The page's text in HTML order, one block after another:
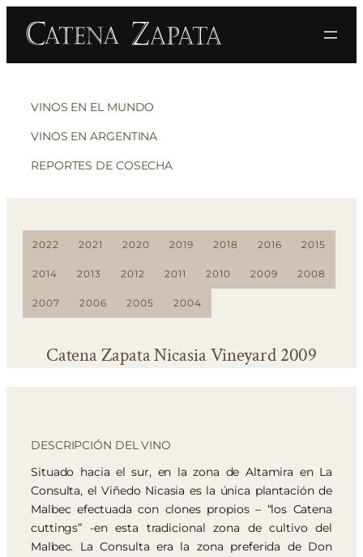
VINOS EN EL MUNDO
VINOS EN ARGENTINA
REPORTES DE COSECHA
2022 2021 2020 2019 2018 2016 2015
2014 2013 2012 2011 2010 2009 2008
2007 2006 2005 2004
Catena Zapata Nicasia Vineyard 2009
DESCRIPCIÓN DEL VINO
Situado hacia el sur, en la zona de Altamira en La
Consulta, el Viñedo Nicasia es la única plantación de
Malbec efectuada con clones propios – “los Catena
cuttings” -en esta tradicional zona de cultivo del
Malbec. La Consulta era la zona preferida de Don